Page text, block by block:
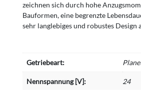
zeichnen sich durch hohe
Bauformen, eine begrenzte
sehr langlebiges und robustes Design
Getriebeart:
Nennspannung [V]: 24